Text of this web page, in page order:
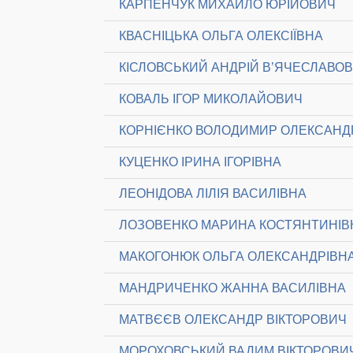
КАРПЕНЧУК МИХАЙЛО ЮРІЙОВИЧ
КВАСНІЦЬКА ОЛЬГА ОЛЕКСІЇВНА
КІСЛОВСЬКИЙ АНДРІЙ
КОВАЛЬ ІГОР МИКОЛАЙОВИЧ
КОРНІЄНКО ВОЛОДИМИР
КУЦЕНКО ІРИНА ІГОРІВНА
ЛЕОНІДОВА ЛІЛІЯ ВАСИЛІВНА
ЛОЗОВЕНКО МАРИНА
МАКОГОНЮК ОЛЬГА
МАНДРИЧЕНКО ЖАННА ВАСИЛІВНА
МАТВЄЄВ ОЛЕКСАНДР ВІКТОРОВИЧ